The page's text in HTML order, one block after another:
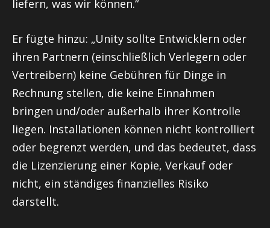
liefern, was wir können.“
Er fügte hinzu: „Unity sollte Entwicklern oder
ihren Partnern (einschließlich Verlegern oder
Vertreibern) keine Gebühren für Dinge in
Rechnung stellen, die keine Einnahmen
bringen und/oder außerhalb ihrer Kontrolle
liegen. Installationen können nicht kontrolliert
oder begrenzt werden, und das bedeutet, dass
die Lizenzierung einer Kopie, Verkauf oder
nicht, ein ständiges finanzielles Risiko
darstellt.